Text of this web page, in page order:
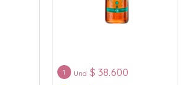
1 Und $ 38.600